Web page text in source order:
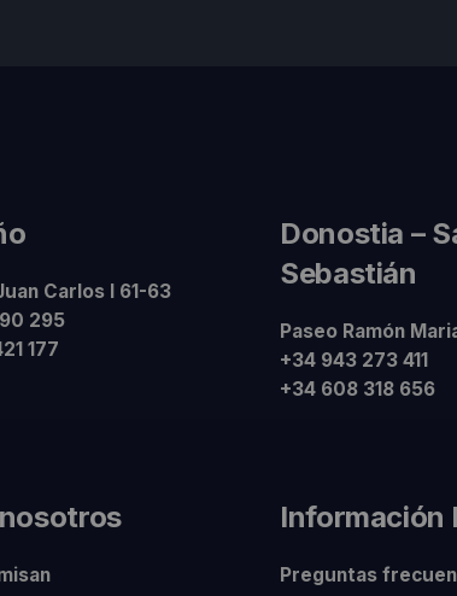
Carlos I 61-63
295
177
Donostia –
Sebastián
Paseo Ramón
+34 943 273 411
+34 608 318 656
Información
Preguntas